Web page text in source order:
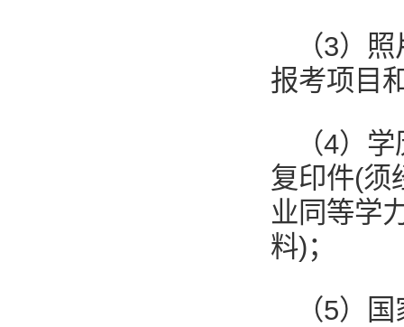
（3）
报考项目
（4）
复印件(须
业同等学
料)；
（5）